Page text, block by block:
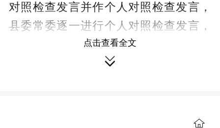
对照检查发言并作个人对照检查发言，
县委常委逐一进行个人对照检查发言，
开展了相互批评。
唐德荣在总结讲话中指出，县委常
点击查看全文
